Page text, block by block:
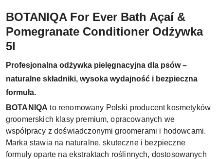
BOTANIQA For Ever Bath Açaí &
Pomegranate Conditioner Odżywka
5l
Profesjonalna odżywka pielęgnacyjna dla psów –
naturalne składniki, wysoka wydajność i bezpieczna
formuła.
BOTANIQA to renomowany Polski producent kosmetyków
groomerskich klasy premium, opracowanych we
współpracy z doświadczonymi groomerami i hodowcami.
Marka stawia na naturalne, skuteczne i bezpieczne
formuły oparte na ekstraktach roślinnych, dostosowanych